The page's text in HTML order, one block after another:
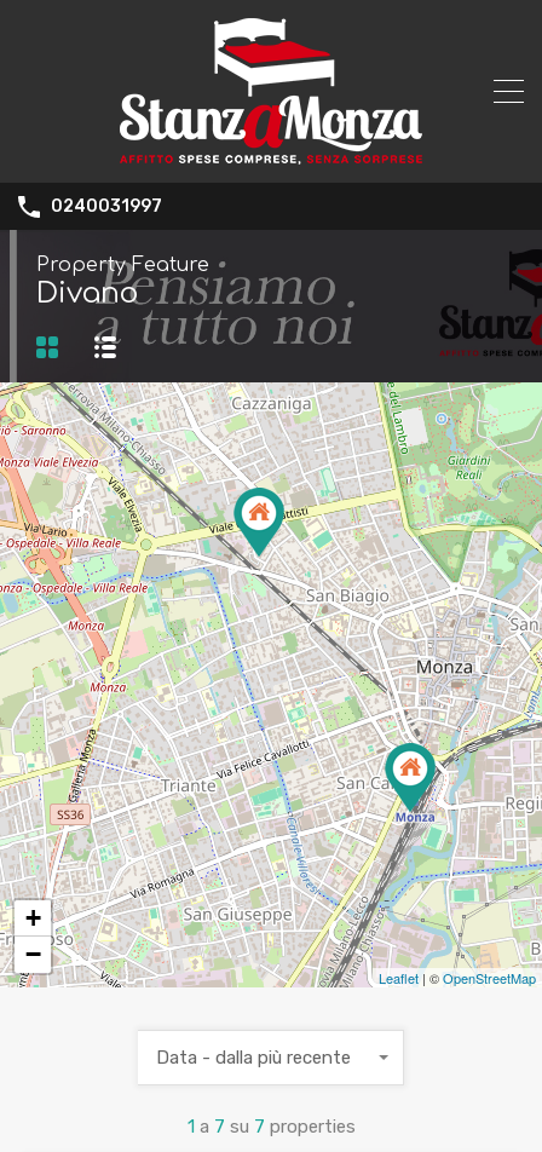
0240031997
Property Feature
Divano
4
+
−
Leaflet | ©OpenStreetMap
1 a 7 su 7 properties
Data - dalla più recente